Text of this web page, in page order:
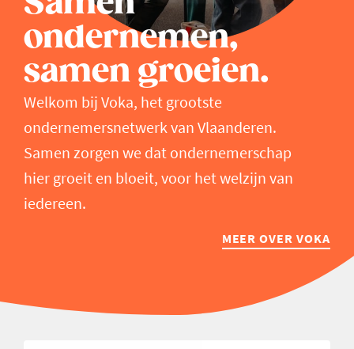
ondernemen,
samen groeien.
Welkom bij Voka, het grootste
ondernemersnetwerk van Vlaanderen.
Samen zorgen we dat ondernemerschap
hier groeit en bloeit, voor het welzijn van
iedereen.
MEER OVER VOKA